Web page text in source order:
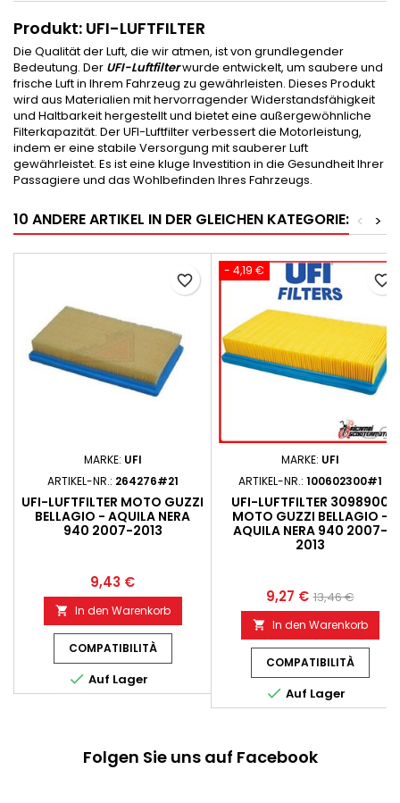
Produkt: UFI-LUFTFILTER
Die Qualität der Luft, die wir atmen, ist von grundlegender
Bedeutung. Der UFI-Luftfilterwurde entwickelt, um saubere und
frische Luft in Ihrem Fahrzeug zu gewährleisten. Dieses Produkt
wird aus Materialien mit hervorragender Widerstandsfähigkeit
und Haltbarkeit hergestellt und bietet eine außergewöhnliche
Filterkapazität. Der UFI-Luftfilter verbessert die Motorleistung,
indem er eine stabile Versorgung mit sauberer Luft
gewährleistet. Es ist eine kluge Investition in die Gesundheit Ihrer
Passagiere und das Wohlbefinden Ihres Fahrzeugs.
10 ANDERE ARTIKEL IN DER GLEICHEN KATEGORIE: >
<
MARKE: UFI
ARTIKEL-NR.: 264276#21
UFI-LUFTFILTER MOTO GUZZI
BELLAGIO - AQUILA NERA
940 2007-2013
9,43 €
 In den Warenkorb
COMPATIBILITÀ
 Auf Lager
favorite_border
- 4,19 €
MARKE: UFI
ARTIKEL-NR.: 100602300#1
UFI-LUFTFILTER 3098900
MOTO GUZZI BELLAGIO -
AQUILA NERA 940 2007-
2013
9,27 € 13,46 €
 In den Warenkorb
COMPATIBILITÀ
 Auf Lager
favorite_border
Folgen Sie uns auf Facebook